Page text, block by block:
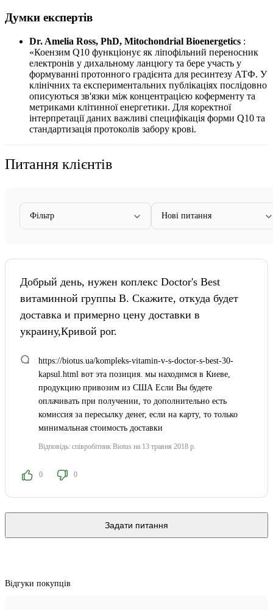
Думки експертів
Dr. Amelia Ross, PhD, Mitochondrial Bioenergetics :
«Коензим Q10 функціонує як ліпофільний переносник
електронів у дихальному ланцюгу та бере участь у
формуванні протонного градієнта для ресинтезу АТФ. У
клінічних та експериментальних публікаціях послідовно
описуються зв'язки між концентрацією коферменту та
метриками клітинної енергетики. Для коректної
інтерпретації даних важливі специфікація форми Q10 та
стандартизація протоколів забору крові.
Питання клієнтів
Фільтр Нові питання
Добрый день, нужен коплекс Doctor's Best
витаминной группы В. Скажите, откуда будет
доставка и примерно цену доставки в
украину,Кривой рог.
https://biotus.ua/kompleks-vitamin-v-s-doctor-s-best-30-
kapsul.html вот эта позиция. мы находимся в Киеве,
продукцию привозим из США Если Вы будете
оплачивать при получении, то дополнительно есть
комиссия за пересылку денег, если на карту, то только
минимальная стоимость доставки
Відповідь: співробітник Biotus на 13 травня 2018 р.
0 0
Задати питання
Відгуки покупців